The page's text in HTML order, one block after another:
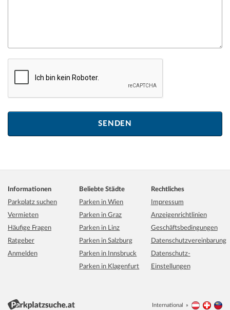
Informationen
Parkplatz suchen
Vermieten
Häufige Fragen
Ratgeber
Anmelden
Beliebte Städte
Parken in Wien
Parken in Graz
Parken in Linz
Parken in Salzburg
Parken in Innsbruck
Parken in Klagenfurt
Rechtliches
Impressum
Anzeigenrichtlinien
Geschäftsbedingungen
Datenschutzvereinbarung
Datenschutz-
Einstellungen
International Österreich